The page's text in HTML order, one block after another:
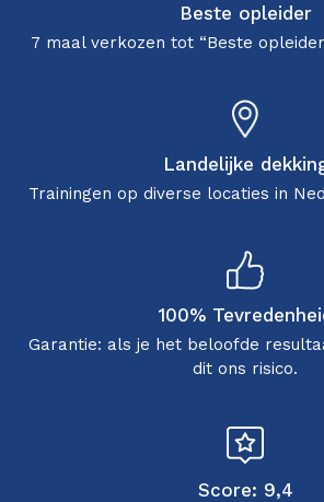
Beste opleider
7 maal verkozen tot “Beste
Landelijke
Trainingen op diverse locaties in
100%
Garantie: als je het beloofde
dit ons risico.
Score: 9,4